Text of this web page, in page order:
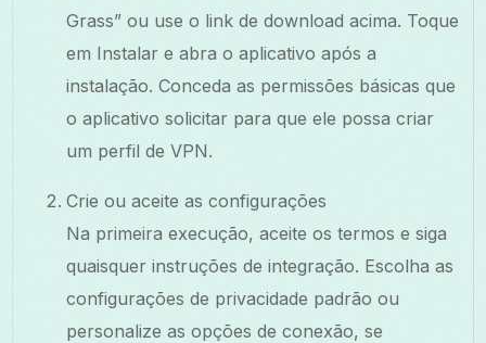
Grass” ou use o link de download acima. Toque
em Instalar e abra o aplicativo após a
instalação. Conceda as permissões básicas que
o aplicativo solicitar para que ele possa criar
um perfil de VPN.
Crie ou aceite as configurações
Na primeira execução, aceite os termos e siga
quaisquer instruções de integração. Escolha as
configurações de privacidade padrão ou
personalize as opções de conexão, se